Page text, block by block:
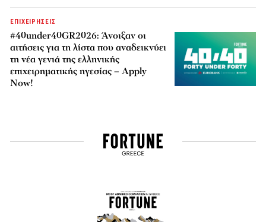
ΕΠΙΧΕΙΡΗΣΕΙΣ
#40under40GR2026: Άνοιξαν οι
αιτήσεις για τη λίστα που αναδεικνύει
τη νέα γενιά της ελληνικής
επιχειρηματικής ηγεσίας – Apply
Now!